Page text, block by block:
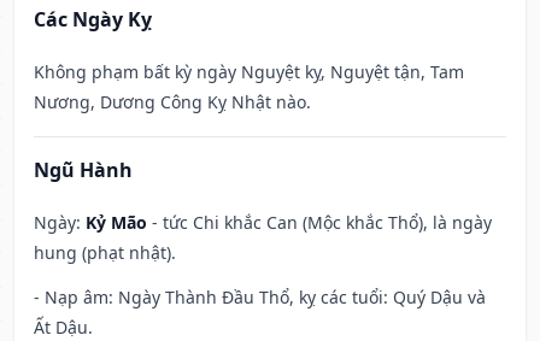
Các Ngày Kỵ
Không phạm bất kỳ ngày Nguyệt kỵ, Nguyệt tận, Tam
Nương, Dương Công Kỵ Nhật nào.
Ngũ Hành
Ngày: Kỷ Mão - tức Chi khắc Can (Mộc khắc Thổ), là ngày
hung (phạt nhật).
- Nạp âm: Ngày Thành Đầu Thổ, kỵ các tuổi: Quý Dậu và
Ất Dậu.